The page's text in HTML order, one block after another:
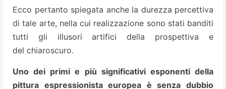
Ecco pertanto spiegata anche la durezza percettiva
di tale arte, nella cui realizzazione sono stati banditi
tutti gli illusori artifici della prospettiva e
del chiaroscuro.
Uno dei primi e più significativi esponenti della
pittura espressionista europea è senza dubbio